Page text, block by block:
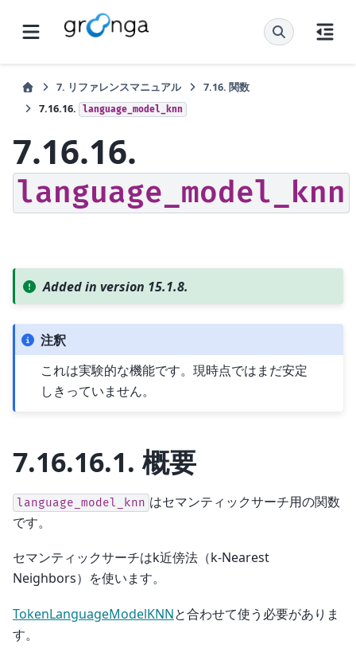
7. リファレンスマニュアル 7.16. 関数
7.16.16.
language_model_knn
7.16.16.
language_model_knn
Added in version 15.1.8.
注釈
これは実験的な機能です。現時点ではまだ安定
しきっていません。
7.16.16.1.概要
language_model_knn はセマンティックサーチ用の関数
です。
セマンティックサーチはk近傍法（k-Nearest
Neighbors）を使います。
TokenLanguageModelKNNと合わせて使う必要がありま
す。